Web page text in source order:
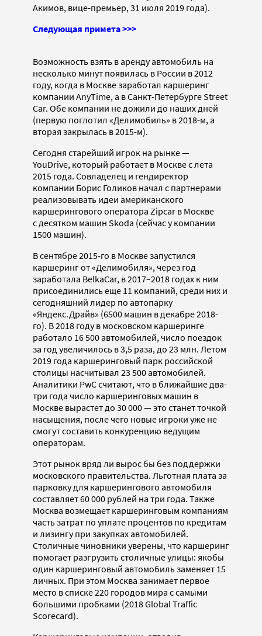
Акимов, вице-премьер, 31 июля 2019 года).
Следующая примета >>>
Возможность взять в аренду автомобиль на
несколько минут появилась в России в 2012
году, когда в Москве заработал каршеринг
компании AnyTime, а в Санкт-Петербурге Street
Car. Обе компании не дожили до наших дней
(первую поглотил «Делимобиль» в 2018-м, а
вторая закрылась в 2015-м).
Сегодня старейший игрок на рынке —
YouDrive, который работает в Москве с лета
2015 года. Совладелец и гендиректор
компании Борис Голиков начал с партнерами
реализовывать идеи американского
каршерингового оператора Zipcar в Москве
с десятком машин Skoda (сейчас у компании
1500 машин).
В сентябре 2015-го в Москве запустился
каршеринг от «Делимобиля», через год
заработала BelkaCar, в 2017–2018 годах к ним
присоединились еще 11 компаний, среди них и
сегодняшний лидер по автопарку
«Яндекс.Драйв» (6500 машин в декабре 2018-
го). В 2018 году в московском каршеринге
работало 16 500 автомобилей, число поездок
за год увеличилось в 3,5 раза, до 23 млн. Летом
2019 года каршеринговый парк российской
столицы насчитывал 23 500 автомобилей.
Аналитики PwC считают, что в ближайшие два-
три года число каршеринговых машин в
Москве вырастет до 30 000 — это станет точкой
насыщения, после чего новые игроки уже не
смогут составить конкуренцию ведущим
операторам.
Этот рынок вряд ли вырос бы без поддержки
московского правительства. Льготная плата за
парковку для каршерингового автомобиля
составляет 60 000 рублей на три года. Также
Москва возмещает каршеринговым компаниям
часть затрат по уплате процентов по кредитам
и лизингу при закупках автомобилей.
Столичные чиновники уверены, что каршеринг
помогает разгрузить столичные улицы: якобы
один каршеринговый автомобиль заменяет 15
личных. При этом Москва занимает первое
место в списке 220 городов мира с самыми
большими пробками (2018 Global Traffic
Scorecard).